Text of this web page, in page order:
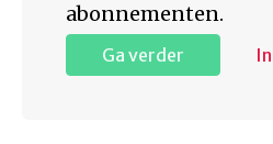
abonnementen.
Ga verder